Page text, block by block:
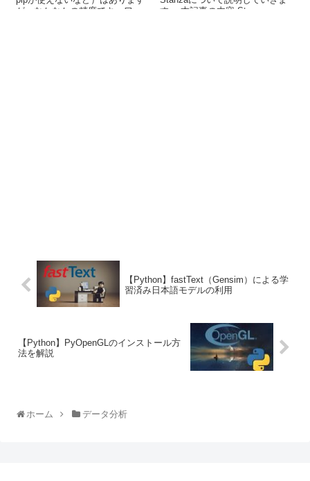
が、なかなかの精度でキーワー
す。 本記事の内容 Stanza...
【Python】fastText（Gensim）による学
習済み日本語モデルの利用
【Python】PyOpenGLのインストール方
法を解説
ホーム データ分析